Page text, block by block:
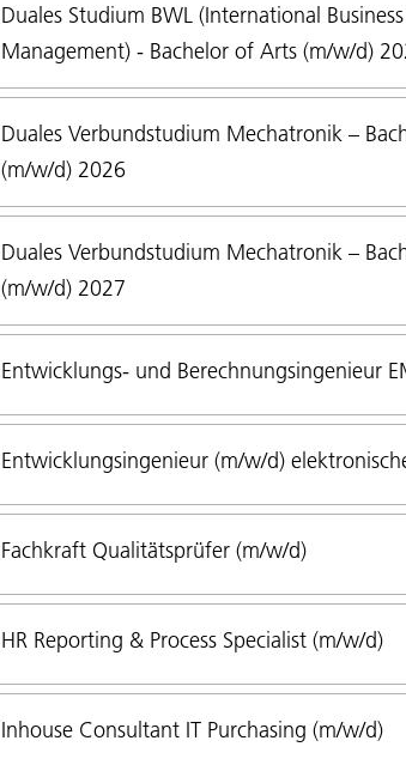
Duales Studium BWL (International
Management) - Bachelor of Arts (m/w/d)
Duales Verbundstudium Mechatronik –
(m/w/d) 2026
Duales Verbundstudium Mechatronik –
(m/w/d) 2027
Entwicklungs- und Berechnungsingenieur
Entwicklungsingenieur (m/w/d)
Fachkraft Qualitätsprüfer (m/w/d)
HR Reporting & Process Specialist (m/w/d)
Inhouse Consultant IT Purchasing (m/w/d)